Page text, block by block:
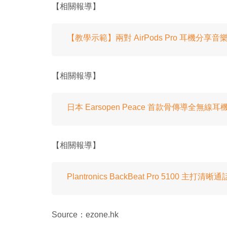
【相關報導】
【教學示範】兩對 AirPods Pro 耳機分享音樂
【相關報導】
日本 Earsopen Peace 首款骨傳導全無線耳
【相關報導】
Plantronics BackBeat Pro 5100 主打清晰通
Source：ezone.hk